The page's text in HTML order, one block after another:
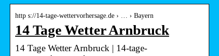
http s://14-tage-wettervorhersage.de › … › Bayern
14 Tage Wetter Arnbruck
14 Tage Wetter Arnbruck | 14-tage-